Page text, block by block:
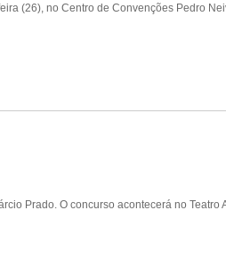
(26), no Centro de Convenções Pedro
Prado. O concurso acontecerá no